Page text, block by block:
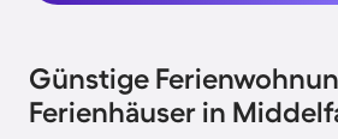
Günstige
Ferienhäuser in